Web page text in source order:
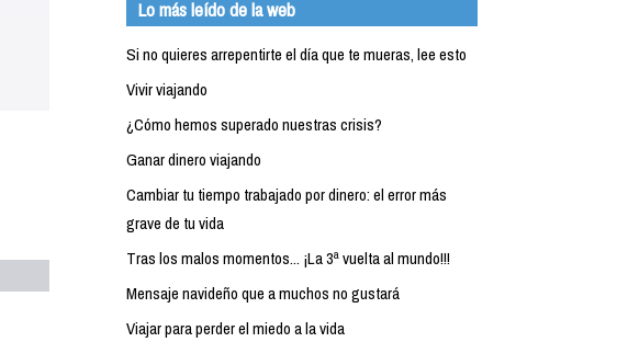
Lo más leído de la web
Si no quieres arrepentirte el día que te mueras, lee esto
Vivir viajando
¿Cómo hemos superado nuestras crisis?
Ganar dinero viajando
Cambiar tu tiempo trabajado por dinero: el error más
grave de tu vida
Tras los malos momentos... ¡La 3ª vuelta al mundo!!!
Mensaje navideño que a muchos no gustará
Viajar para perder el miedo a la vida